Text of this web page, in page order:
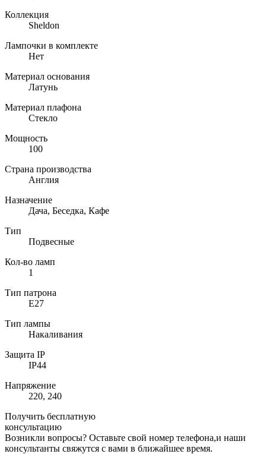
Коллекция
Sheldon
Лампочки в комплекте
Нет
Материал основания
Латунь
Материал плафона
Стекло
Мощность
100
Страна производства
Англия
Назначение
Дача, Беседка, Кафе
Тип
Подвесные
Кол-во ламп
1
Тип патрона
E27
Тип лампы
Накаливания
Защита IP
IP44
Напряжение
220, 240
Получить бесплатную
консультацию
Возникли вопросы? Оставьте свой номер телефона,и наши
консультанты свяжутся с вами в ближайшее время.